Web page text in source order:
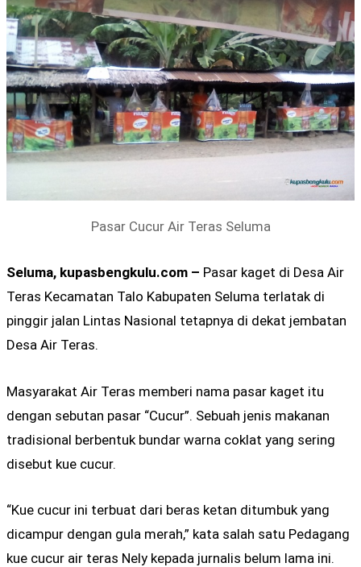
Pasar Cucur Air Teras Seluma
Seluma, kupasbengkulu.com – Pasar kaget di Desa Air
Teras Kecamatan Talo Kabupaten Seluma terlatak di
pinggir jalan Lintas Nasional tetapnya di dekat jembatan
Desa Air Teras.
Masyarakat Air Teras memberi nama pasar kaget itu
dengan sebutan pasar “Cucur”. Sebuah jenis makanan
tradisional berbentuk bundar warna coklat yang sering
disebut kue cucur.
“Kue cucur ini terbuat dari beras ketan ditumbuk yang
dicampur dengan gula merah,” kata salah satu Pedagang
kue cucur air teras Nely kepada jurnalis belum lama ini.